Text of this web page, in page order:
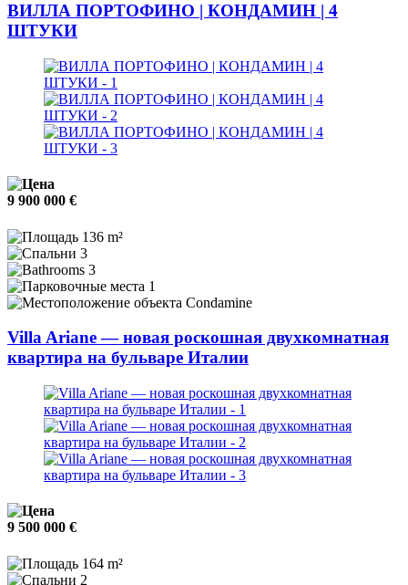
ВИЛЛА ПОРТОФИНО | КОНДАМИН | 4
ШТУКИ
9 900 000 €
136 m²
3
3
1
Condamine
Villa Ariane — новая роскошная двухкомнатная
квартира на бульваре Италии
9 500 000 €
164 m²
2